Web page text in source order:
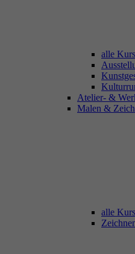
alle
Atelier- &
Malen &
alle